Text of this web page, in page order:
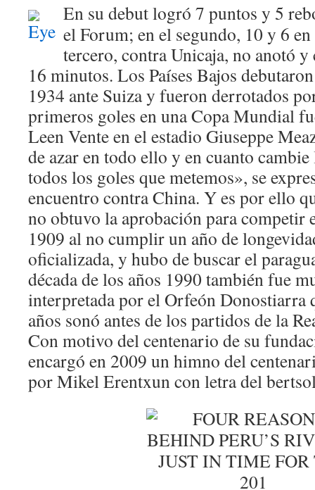
En su debut logró 7 puntos y 5
el Forum; en el segundo, 10 y 6
tercero, contra Unicaja, no anotó y
16 minutos. Los Países Bajos
1934 ante Suiza y fueron derrotados
primeros goles en una Copa Mundial
Leen Vente en el estadio Giuseppe
de azar en todo ello y en cuanto cambie
todos los goles que metemos», se
encuentro contra China. Y es por ello
no obtuvo la aprobación para competir
1909 al no cumplir un año de
oficializada, y hubo de buscar el
década de los años 1990 también fue
interpretada por el Orfeón Donostiarra
años sonó antes de los partidos de la
Con motivo del centenario de su
encargó en 2009 un himno del
por Mikel Erentxun con letra del